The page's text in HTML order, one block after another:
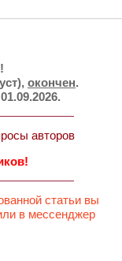
окончен.
авторов
статьи вы
в мессенджер